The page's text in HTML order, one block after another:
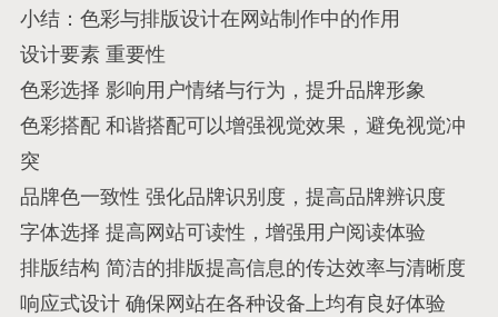
小结：色彩与排版设计在网站制作中的作用
设计要素 重要性
色彩选择 影响用户情绪与行为，提升品牌形象
色彩搭配 和谐搭配可以增强视觉效果，避免视觉冲
突
品牌色一致性 强化品牌识别度，提高品牌辨识度
字体选择 提高网站可读性，增强用户阅读体验
排版结构 简洁的排版提高信息的传达效率与清晰度
响应式设计 确保网站在各种设备上均有良好体验